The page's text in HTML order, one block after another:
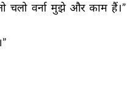
चलो वर्ना मुझे और काम हैं।”